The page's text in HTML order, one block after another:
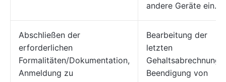
andere Geräte ein.
Abschließen der
erforderlichen
Formalitäten/Dokumentation,
Anmeldung zu
Bearbeitung der
letzten
Beendigung von